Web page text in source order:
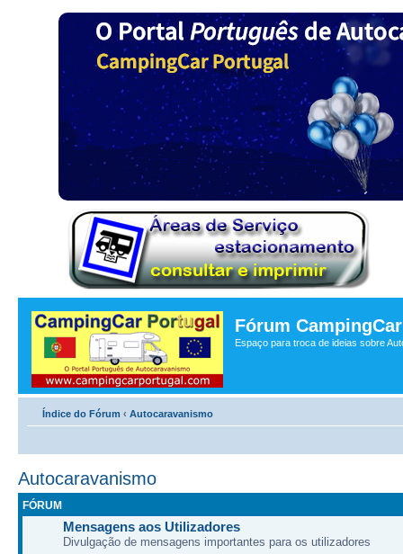
Fórum
Espaço para troca de ideias sobre
Índice do Fórum ‹ Autocaravanismo
Autocaravanismo
FÓRUM
Mensagens aos Utilizadores
Divulgação de mensagens importantes para os utilizadores